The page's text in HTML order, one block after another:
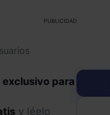
PUBLICIDAD
para
y léelo